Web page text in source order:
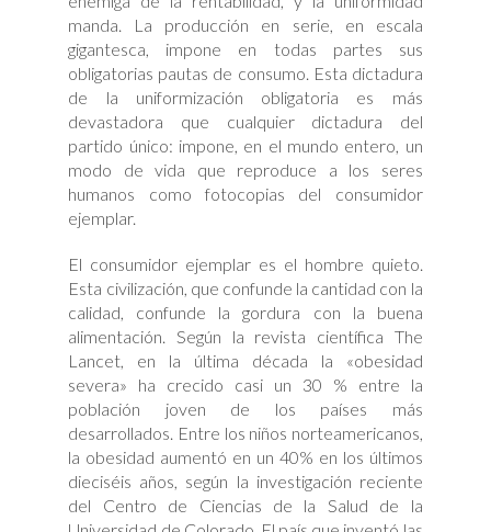
manda. La producción en serie, en escala
gigantesca, impone en todas partes sus
obligatorias pautas de consumo. Esta dictadura
de la uniformización obligatoria es más
devastadora que cualquier dictadura del
partido único: impone, en el mundo entero, un
modo de vida que reproduce a los seres
humanos como fotocopias del consumidor
ejemplar.
El consumidor ejemplar es el hombre quieto.
Esta civilización, que confunde la cantidad con la
calidad, confunde la gordura con la buena
alimentación. Según la revista científica The
Lancet, en la última década la «obesidad
severa» ha crecido casi un 30 % entre la
población joven de los países más
desarrollados. Entre los niños norteamericanos,
la obesidad aumentó en un 40% en los últimos
dieciséis años, según la investigación reciente
del Centro de Ciencias de la Salud de la